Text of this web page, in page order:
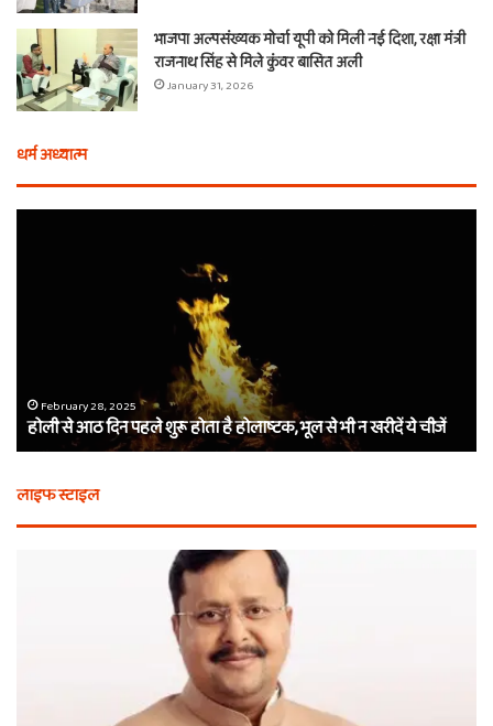
भाजपा अल्पसंख्यक मोर्चा यूपी को मिली नई दिशा, रक्षा मंत्री
राजनाथ सिंह से मिले कुंवर बासित अली
January 31, 2026
धर्म अध्यात्म
होलाष्टक,
भूल
से
न
खरीदें
February 28, 2025
होली से आठ दिन पहले शुरू होता है होलाष्टक, भूल से भी न खरीदें ये चीजें
लाइफ स्टाइल